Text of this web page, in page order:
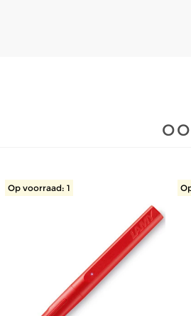
Op voorraad: 1